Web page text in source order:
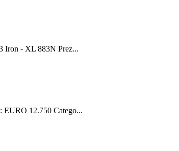
Iron - XL 883N Prez...
12.750 Catego...